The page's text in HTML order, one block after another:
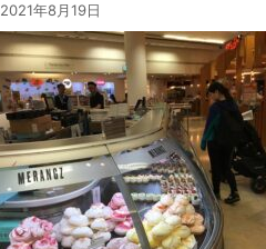
2021年8月19日